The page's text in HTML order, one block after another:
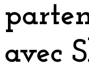
avec